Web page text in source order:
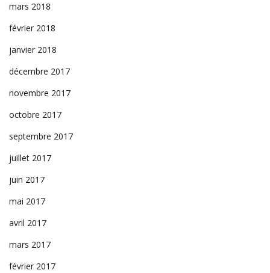
mars 2018
février 2018
janvier 2018
décembre 2017
novembre 2017
octobre 2017
septembre 2017
juillet 2017
juin 2017
mai 2017
avril 2017
mars 2017
février 2017